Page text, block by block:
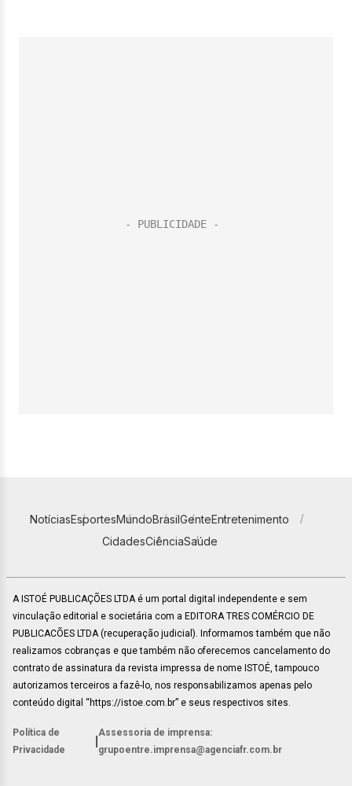
NotíciasEsportesMundoBrasilGenteEntretenimento
CidadesCiênciaSaúde
A ISTOÉ PUBLICAÇÕES LTDA é um portal digital independente e sem
vinculação editorial e societária com a EDITORA TRES COMÉRCIO DE
PUBLICACÕES LTDA (recuperação judicial). Informamos também que não
realizamos cobranças e que também não oferecemos cancelamento do
contrato de assinatura da revista impressa de nome ISTOÉ, tampouco
autorizamos terceiros a fazê-lo, nos responsabilizamos apenas pelo
conteúdo digital “https://istoe.com.br” e seus respectivos sites.
Política de
Privacidade
Assessoria de imprensa:
grupoentre.imprensa@agenciafr.com.br